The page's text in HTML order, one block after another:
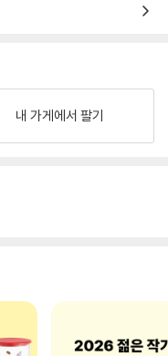
내 가게에서 팔기